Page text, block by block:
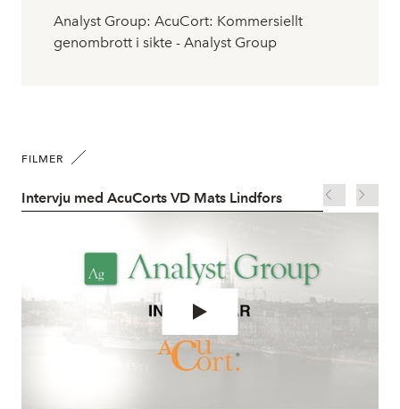
Analyst Group: AcuCort: Kommersiellt
genombrott i sikte - Analyst Group
FILMER
Intervju med AcuCorts VD Mats Lindfors